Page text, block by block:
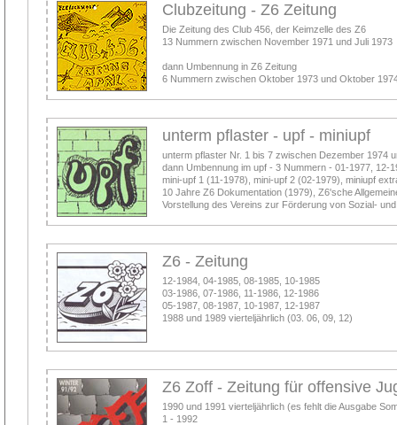
Clubzeitung - Z6 Zeitung
Die Zeitung des Club 456, der Keimzelle des Z6
13 Nummern zwischen November 1971 und Juli 1973
dann Umbennung in Z6 Zeitung
6 Nummern zwischen Oktober 1973 und Oktober
unterm pflaster - upf - miniupf
unterm pflaster Nr. 1 bis 7 zwischen Dezember 1974
dann Umbennung im upf - 3 Nummern - 01-1977, 12-
mini-upf 1 (11-1978), mini-upf 2 (02-1979), miniupf
10 Jahre Z6 Dokumentation (1979), Z6'sche
Vorstellung des Vereins zur Förderung von Sozial-
Z6 - Zeitung
12-1984, 04-1985, 08-1985, 10-1985
03-1986, 07-1986, 11-1986, 12-1986
05-1987, 08-1987, 10-1987, 12-1987
1988 und 1989 vierteljährlich (03. 06, 09, 12)
Z6 Zoff - Zeitung für offensive
1990 und 1991 vierteljährlich (es fehlt die Ausgabe
1 - 1992